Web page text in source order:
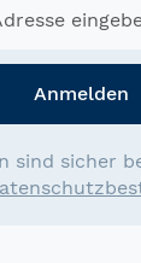
Anmelden
sind sicher